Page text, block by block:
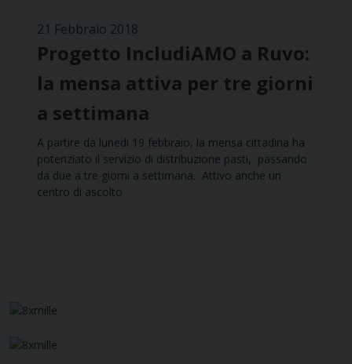
21 Febbraio 2018
Progetto IncludiAMO a Ruvo:
la mensa attiva per tre giorni
a settimana
A partire da lunedi 19 febbraio, la mensa cittadina ha
potenziato il servizio di distribuzione pasti, passando
da due a tre giorni a settimana. Attivo anche un
centro di ascolto